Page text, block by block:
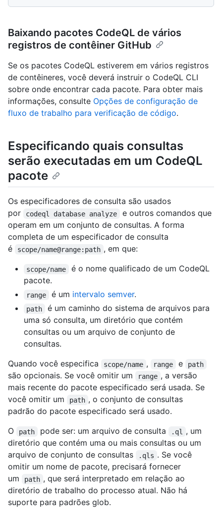
Baixando pacotes CodeQL de vários
registros de contêiner GitHub
Se os pacotes CodeQL estiverem em vários registros
de contêineres, você deverá instruir o CodeQL CLI
sobre onde encontrar cada pacote. Para obter mais
informações, consulte Opções de configuração de
fluxo de trabalho para verificação de código.
Especificando quais consultas
serão executadas em um CodeQL
pacote
Os especificadores de consulta são usados
por
codeql database analyze
e outros comandos que
operam em um conjunto de consultas. A forma
completa de um especificador de consulta
é
scope/name@range:path , em que:
scope/name
é o nome qualificado de um CodeQL
pacote.
range é um intervalo semver.
path
é um caminho do sistema de arquivos para
uma só consulta, um diretório que contém
consultas ou um arquivo de conjunto de
consultas.
Quando você especifica
scope/name , range e path
são opcionais. Se você omitir um range , a versão
mais recente do pacote especificado será usada. Se
você omitir um
path , o conjunto de consultas
padrão do pacote especificado será usado.
O
path pode ser: um arquivo de consulta .ql
, um
diretório que contém uma ou mais consultas ou um
arquivo de conjunto de consultas
.qls . Se você
omitir um nome de pacote, precisará fornecer
um
path , que será interpretado em relação ao
diretório de trabalho do processo atual. Não há
suporte para padrões glob.